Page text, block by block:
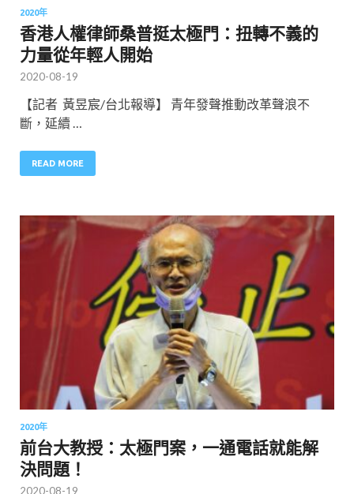
2020年
香港人權律師桑普挺太極門：扭轉不義的
力量從年輕人開始
2020-08-19
【記者 黃昱宸/台北報導】 青年發聲推動改革聲浪不
斷，延續 …
READ MORE
2020年
前台大教授：太極門案，一通電話就能解
決問題！
2020-08-19